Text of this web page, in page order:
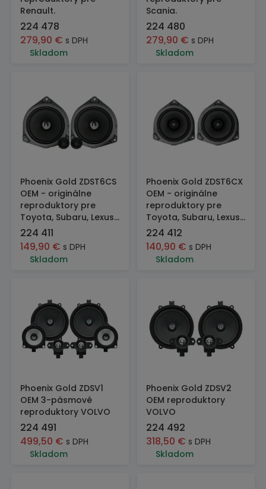
Renault.
224 478
279,90 € s DPH
Skladom
Scania.
224 480
279,90 € s DPH
Skladom
Phoenix Gold ZDST6CS
OEM - originálne
reproduktory pre
Toyota, Subaru, Lexus...
224 411
149,90 € s DPH
Skladom
Phoenix Gold ZDST6CX
OEM - originálne
reproduktory pre
Toyota, Subaru, Lexus...
224 412
140,90 € s DPH
Skladom
Phoenix Gold ZDSV1
OEM 3-pásmové
reproduktory VOLVO
224 491
499,50 € s DPH
Skladom
Phoenix Gold ZDSV2
OEM reproduktory
VOLVO
224 492
318,50 € s DPH
Skladom